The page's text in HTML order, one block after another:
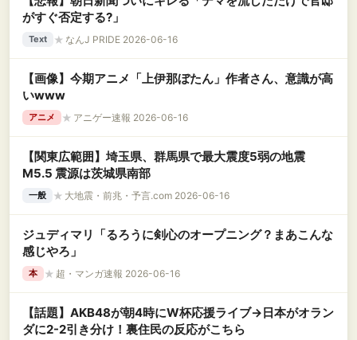
がすぐ否定する?」
Text ★ なんJ PRIDE 2026-06-16
【画像】今期アニメ「上伊那ぼたん」作者さん、意識が高
いwww
アニメ ★ アニゲー速報 2026-06-16
【関東広範囲】埼玉県、群馬県で最大震度5弱の地震
M5.5 震源は茨城県南部
一般 ★ 大地震・前兆・予言.com 2026-06-16
ジュディマリ「るろうに剣心のオープニング？まあこんな
感じやろ」
本 ★ 超・マンガ速報 2026-06-16
【話題】AKB48が朝4時にW杯応援ライブ→日本がオラン
ダに2-2引き分け！裏住民の反応がこちら